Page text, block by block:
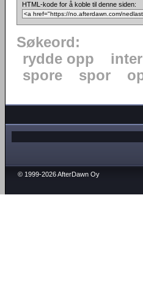
HTML-kode for å koble til denne siden:
Søkeord:
rydde opp
spore
spor
© 1999-2026 AfterDawn Oy